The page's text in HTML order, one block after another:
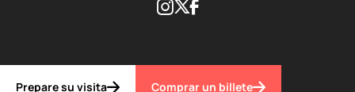
Instagram
TwitterFacebook
Prepare su visita Comprar un billete